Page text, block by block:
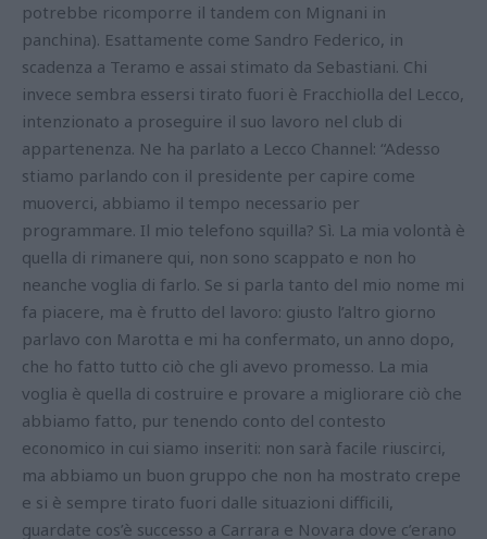
potrebbe ricomporre il tandem con Mignani in
panchina). Esattamente come Sandro Federico, in
scadenza a Teramo e assai stimato da Sebastiani. Chi
invece sembra essersi tirato fuori è Fracchiolla del Lecco,
intenzionato a proseguire il suo lavoro nel club di
appartenenza. Ne ha parlato a Lecco Channel: “Adesso
stiamo parlando con il presidente per capire come
muoverci, abbiamo il tempo necessario per
programmare. Il mio telefono squilla? Sì. La mia volontà è
quella di rimanere qui, non sono scappato e non ho
neanche voglia di farlo. Se si parla tanto del mio nome mi
fa piacere, ma è frutto del lavoro: giusto l’altro giorno
parlavo con Marotta e mi ha confermato, un anno dopo,
che ho fatto tutto ciò che gli avevo promesso. La mia
voglia è quella di costruire e provare a migliorare ciò che
abbiamo fatto, pur tenendo conto del contesto
economico in cui siamo inseriti: non sarà facile riuscirci,
ma abbiamo un buon gruppo che non ha mostrato crepe
e si è sempre tirato fuori dalle situazioni difficili,
guardate cos’è successo a Carrara e Novara dove c’erano